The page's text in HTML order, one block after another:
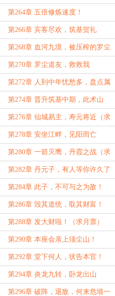
第264章 五倍修炼速度！
第266章 宾客尽欢，筑基贺礼
第268章 血河九境，被压榨的罗尘
第270章 罗尘道友，救救我
第272章 人到中年忧愁多，盘点属
性
第274章 晋升筑基中期，此术山
崩！
第276章 仙城易主，寿元将近（求
月票）
第278章 安坐江畔，见阳而亡
第280章 一箭灭鹰，丹霞之战（求
月票）
第282章 丹元子，有人等你许久了
第284章 此子，不可与之为敌！
第286章 毁其道统，取其财富！
（求月票）
第288章 发大财啦！（求月票）
第290章 本座会亲上须尘山！
第292章 堂下何人，状告本官！
第294章 炎龙九转，卧龙出山
第296章 破阵，退敌，何来危墙一